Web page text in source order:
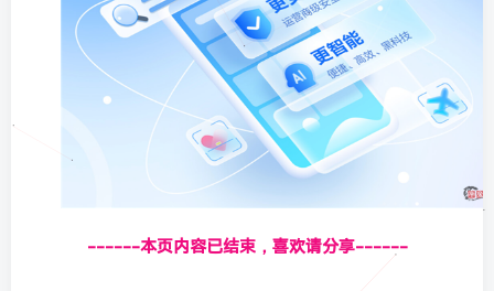
------本页内容已结束，喜欢请分享------